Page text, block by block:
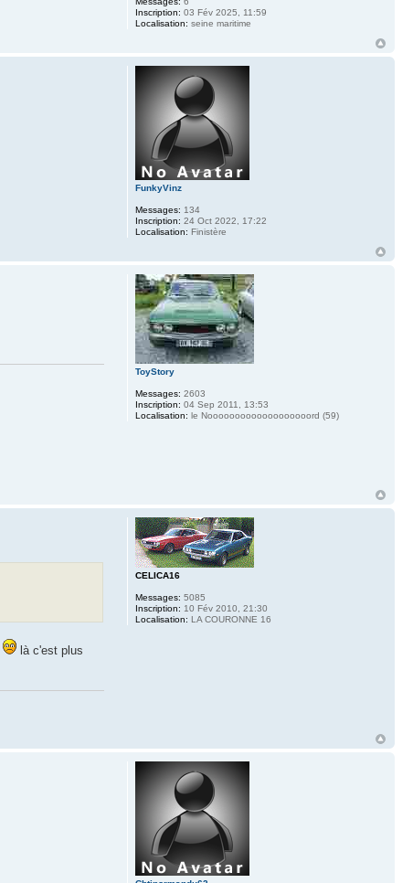
Inscription: 03 Fév 2025, 11:59
Localisation: seine maritime
FunkyVinz
Messages: 134
Inscription: 24 Oct 2022, 17:22
Localisation: Finistère
ToyStory
Messages: 2603
Inscription: 04 Sep 2011, 13:53
Localisation: le Nooooooooooooooooooord (59)
là c'est plus
CELICA16
Messages: 5085
Inscription: 10 Fév 2010, 21:30
Localisation: LA COURONNE 16